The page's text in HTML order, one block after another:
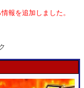
報を追加しました。